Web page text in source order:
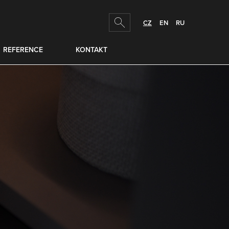
CZ EN RU
hledej
REFERENCE KONTAKT